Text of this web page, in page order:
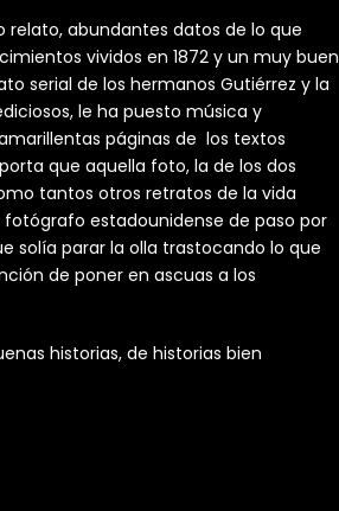
relato, abundantes datos de lo que
vividos en 1872 y un muy buen
serial de los hermanos Gutiérrez y la
le ha puesto música y
páginas de los textos
que aquella foto, la de los dos
tantos otros retratos de la vida
estadounidense de paso por
solía parar la olla trastocando lo que
de poner en ascuas a los
historias, de historias bien